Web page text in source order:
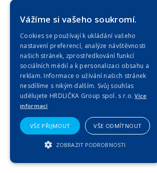
Vážíme si vašeho soukromí.
Cookies se používají k ukládání vašeho
nastavení preferencí, analýze návštěvnosti
našich stránek, zprostředkování funkcí
sociálních médií a k personalizaci obsahu a
reklam. Informace o užívání našich stránek
nesdílíme s nikým dalším. Svůj souhlas
udělujete HRDLIČKA Group spol. s r.o.Více
informací
VŠE PŘIJMOUT VŠE ODMÍTNOUT
ZOBRAZIT PODROBNOSTI
NEZBYTNĚ NUTNÉ SOUBORY